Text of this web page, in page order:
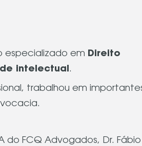
especializado em Direito
intelectual.
trabalhou em
do FCQ Advogados, Dr.